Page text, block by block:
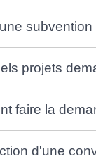
projets
faire la
d'une